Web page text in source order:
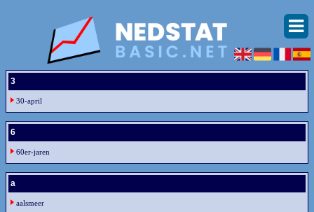
3
30-april
6
60er-jaren
a
aalsmeer